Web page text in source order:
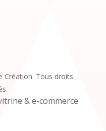
Création. Tous droits
& e-commerce